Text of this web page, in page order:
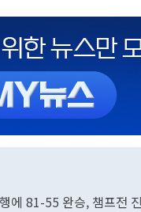
에 81-55 완승, 챔프전